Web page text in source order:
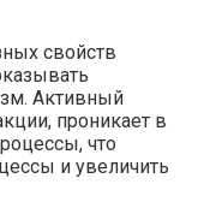
свойств
Активный
проникает в
что
и увеличить